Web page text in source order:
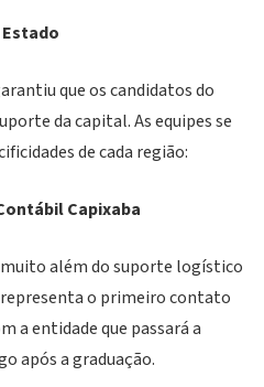
que os candidatos do
da capital. As equipes se
de cada região:
Capixaba
muito além do suporte logístico
o primeiro contato
a entidade que passará a
após a graduação.